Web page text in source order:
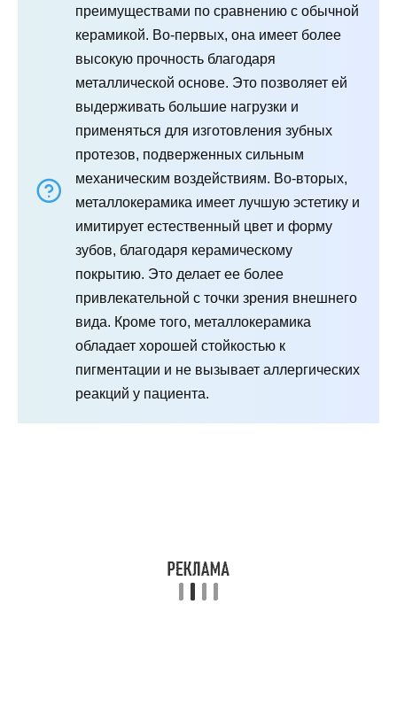
преимуществами по сравнению с обычной
керамикой. Во-первых, она имеет более
высокую прочность благодаря
металлической основе. Это позволяет ей
выдерживать большие нагрузки и
применяться для изготовления зубных
протезов, подверженных сильным
механическим воздействиям. Во-вторых,
металлокерамика имеет лучшую эстетику и
имитирует естественный цвет и форму
зубов, благодаря керамическому
покрытию. Это делает ее более
привлекательной с точки зрения внешнего
вида. Кроме того, металлокерамика
обладает хорошей стойкостью к
пигментации и не вызывает аллергических
реакций у пациента.